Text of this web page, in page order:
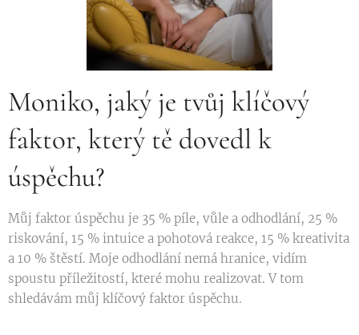
Moniko, jaký je tvůj klíčový
faktor, který tě dovedl k
úspěchu?
Můj faktor úspěchu je 35 % píle, vůle a odhodlání, 25 %
riskování, 15 % intuice a pohotová reakce, 15 % kreativita
a 10 % štěstí. Moje odhodlání nemá hranice, vidím
spoustu příležitostí, které mohu realizovat. V tom
shledávám můj klíčový faktor úspěchu.